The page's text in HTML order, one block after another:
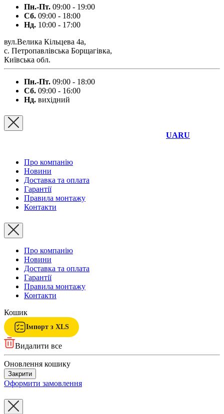
Пн.-Пт. 09:00 - 19:00
Сб. 09:00 - 18:00
Нд. 10:00 - 17:00
вул.Велика Кільцева 4а,
с. Петропавлівська Борщагівка,
Київська обл.
Пн.-Пт. 09:00 - 18:00
Сб. 09:00 - 16:00
Нд. вихідний
RU
UA
Про компанію
Новини
Доставка та оплата
Гарантії
Правила монтажу
Контакти
Про компанію
Новини
Доставка та оплата
Гарантії
Правила монтажу
Контакти
Кошик
Імпорт з XLS
Видалити все
Оновлення кошику
Закрити
Оформити замовлення